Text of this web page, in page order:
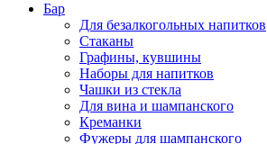
Бар
Для безалкогольных напитков
Стаканы
Графины, кувшины
Наборы для напитков
Чашки из стекла
Для вина и шампанского
Креманки
Фужеры для шампанского